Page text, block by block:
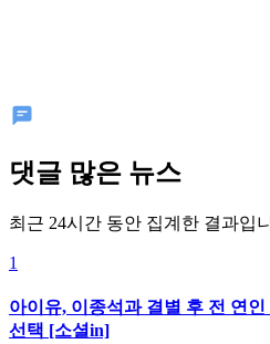
댓글 많은 뉴스
최근 24시간 동안 집계한 결과입
1
아이유, 이종석과 결별 후 전 연
선택 [소셜in]